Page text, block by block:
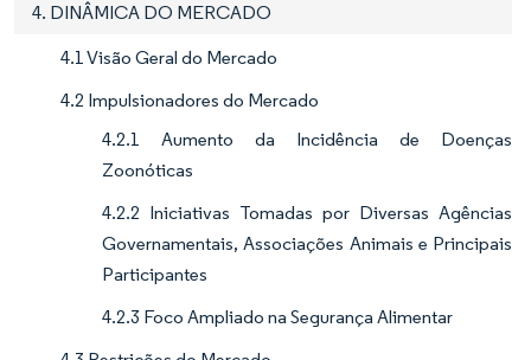
4. DINÂMICA DO MERCADO
4.1 Visão Geral do Mercado
4.2 Impulsionadores do Mercado
4.2.1 Aumento da Incidência de Doenças
Zoonóticas
4.2.2 Iniciativas Tomadas por Diversas Agências
Governamentais, Associações Animais e Principais
Participantes
4.2.3 Foco Ampliado na Segurança Alimentar